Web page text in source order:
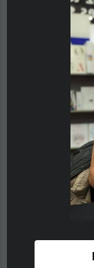
une vingtaine de